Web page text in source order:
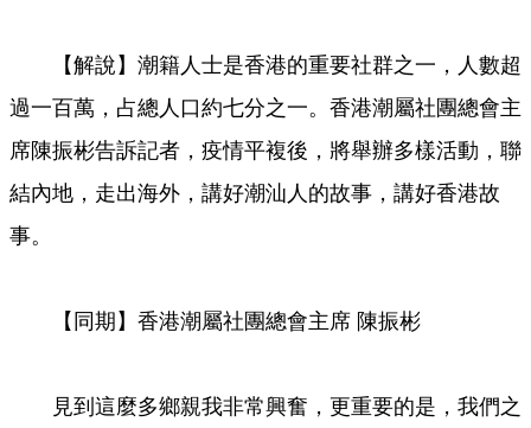
【解說】潮籍人士是香港的重要社群之一，人數超
過一百萬，占總人口約七分之一。香港潮屬社團總會主
席陳振彬告訴記者，疫情平複後，將舉辦多樣活動，聯
結內地，走出海外，講好潮汕人的故事，講好香港故
事。
【同期】香港潮屬社團總會主席 陳振彬
見到這麼多鄉親我非常興奮，更重要的是，我們之